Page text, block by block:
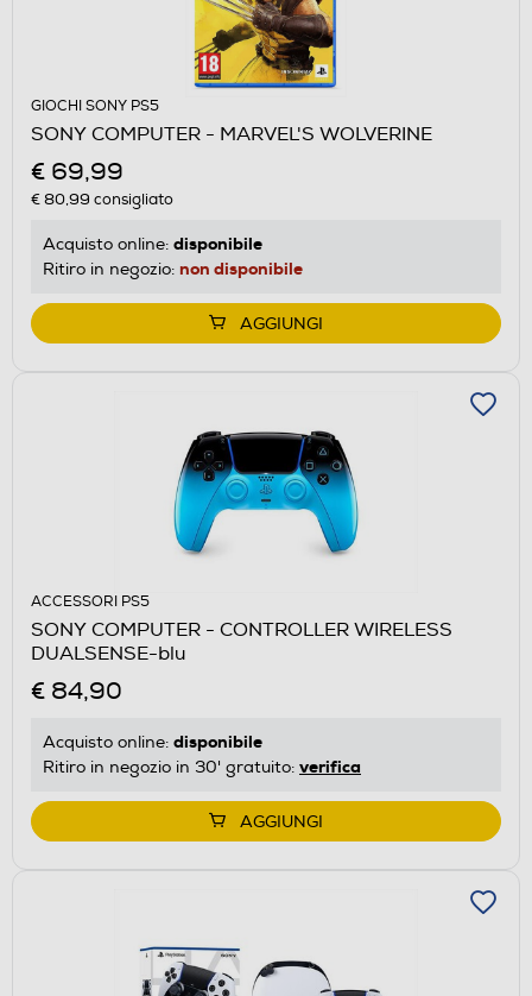
GIOCHI SONY PS5
SONY COMPUTER - MARVEL'S WOLVERINE
€ 69,99
€ 80,99 consigliato
Acquisto online: disponibile
Ritiro in negozio: non disponibile
AGGIUNGI
ACCESSORI PS5
SONY COMPUTER - CONTROLLER WIRELESS
DUALSENSE-blu
€ 84,90
Acquisto online: disponibile
Ritiro in negozio in 30' gratuito: verifica
AGGIUNGI